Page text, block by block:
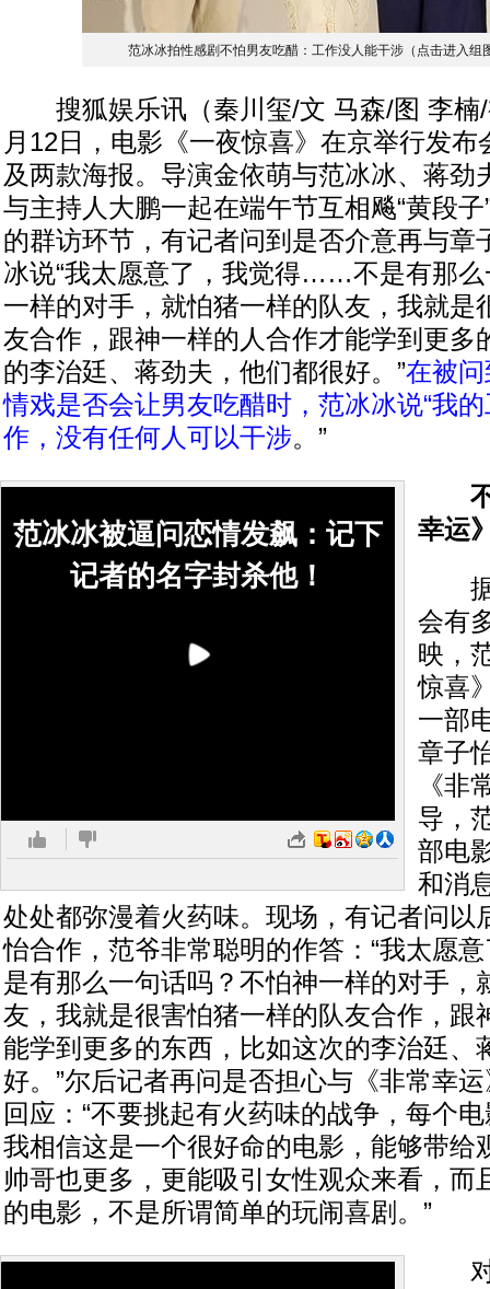
范冰冰拍性感剧不怕男友吃醋：工作没人能干涉（点击进入组
搜狐娱乐讯（秦川玺/文 马森/图 李楠/
月12日，电影《一夜惊喜》在京举行发布
及两款海报。导演金依萌与范冰冰、蒋劲
与主持人大鹏一起在端午节互相飚“黄段
的群访环节，有记者问到是否介意再与章
冰说“我太愿意了，我觉得……不是有那么
一样的对手，就怕猪一样的队友，我就是
友合作，跟神一样的人合作才能学到更多
的李治廷、蒋劲夫，他们都很好。”在被
情戏是否会让男友吃醋时，范冰冰说“我
作，没有任何人可以干涉。”
范冰冰被逼问恋情发飙：记下
记者的名字封杀他！
不
幸运
据
会有
映，
惊喜
一部
章子
《非
导，
部电
和消
处处都弥漫着火药味。现场，有记者问以
怡合作，范爷非常聪明的作答：“我太愿
是有那么一句话吗？不怕神一样的对手，
友，我就是很害怕猪一样的队友合作，跟
能学到更多的东西，比如这次的李治廷、
好。”尔后记者再问是否担心与《非常幸
回应：“不要挑起有火药味的战争，每个
我相信这是一个很好命的电影，能够带给
帅哥也更多，更能吸引女性观众来看，而
的电影，不是所谓简单的玩闹喜剧。”
对